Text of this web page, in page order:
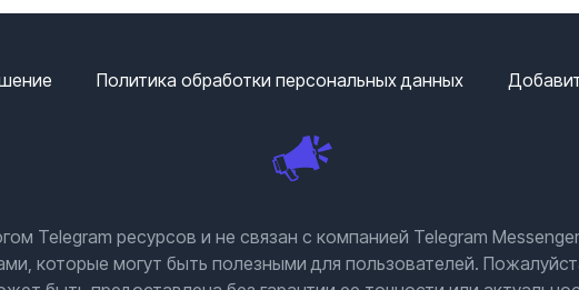
Политика обработки персональных данных
Telegram ресурсов и не связан с компанией Telegram
которые могут быть полезными для пользователей.